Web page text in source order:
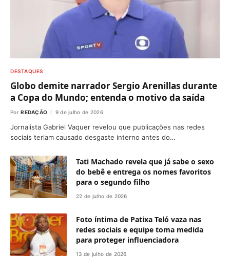
DESTAQUES
Globo demite narrador Sergio Arenillas durante
a Copa do Mundo; entenda o motivo da saída
Por REDAÇÃO 9 de julho de 2026
Jornalista Gabriel Vaquer revelou que publicações nas redes
sociais teriam causado desgaste interno antes do…
Tati Machado revela que já sabe o sexo
do bebê e entrega os nomes favoritos
para o segundo filho
22 de julho de 2026
Foto íntima de Patixa Teló vaza nas
redes sociais e equipe toma medida
para proteger influenciadora
13 de julho de 2026